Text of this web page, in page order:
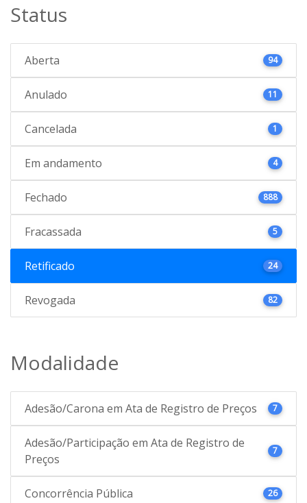
Status
Aberta 94
Anulado 11
Cancelada 1
Em andamento 4
Fechado 888
Fracassada 5
Retificado 24
Revogada 82
Modalidade
Adesão/Carona em Ata de Registro de Preços 7
Adesão/Participação em Ata de Registro de
Preços
7
Concorrência Pública 26